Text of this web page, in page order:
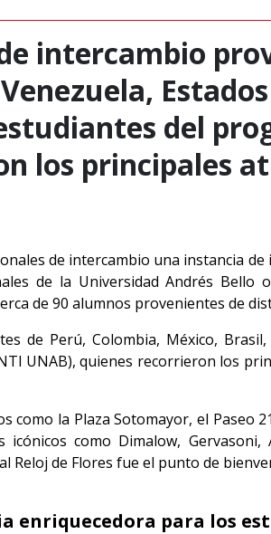
intercambio
del
los principales
de intercambio una instancia
de la Universidad Andrés
de 90 alumnos provenientes de
de Perú, Colombia, México, Brasil,
UNAB), quienes recorrieron los
como la Plaza Sotomayor, el Paseo
como Dimalow,
Reloj de Flores fue el punto de
enriquecedora para los